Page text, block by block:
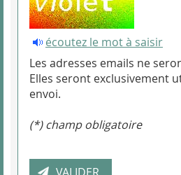
écoutez le mot à saisir
Les adresses emails ne
Elles seront exclusivement
envoi.
(*) champ obligatoire